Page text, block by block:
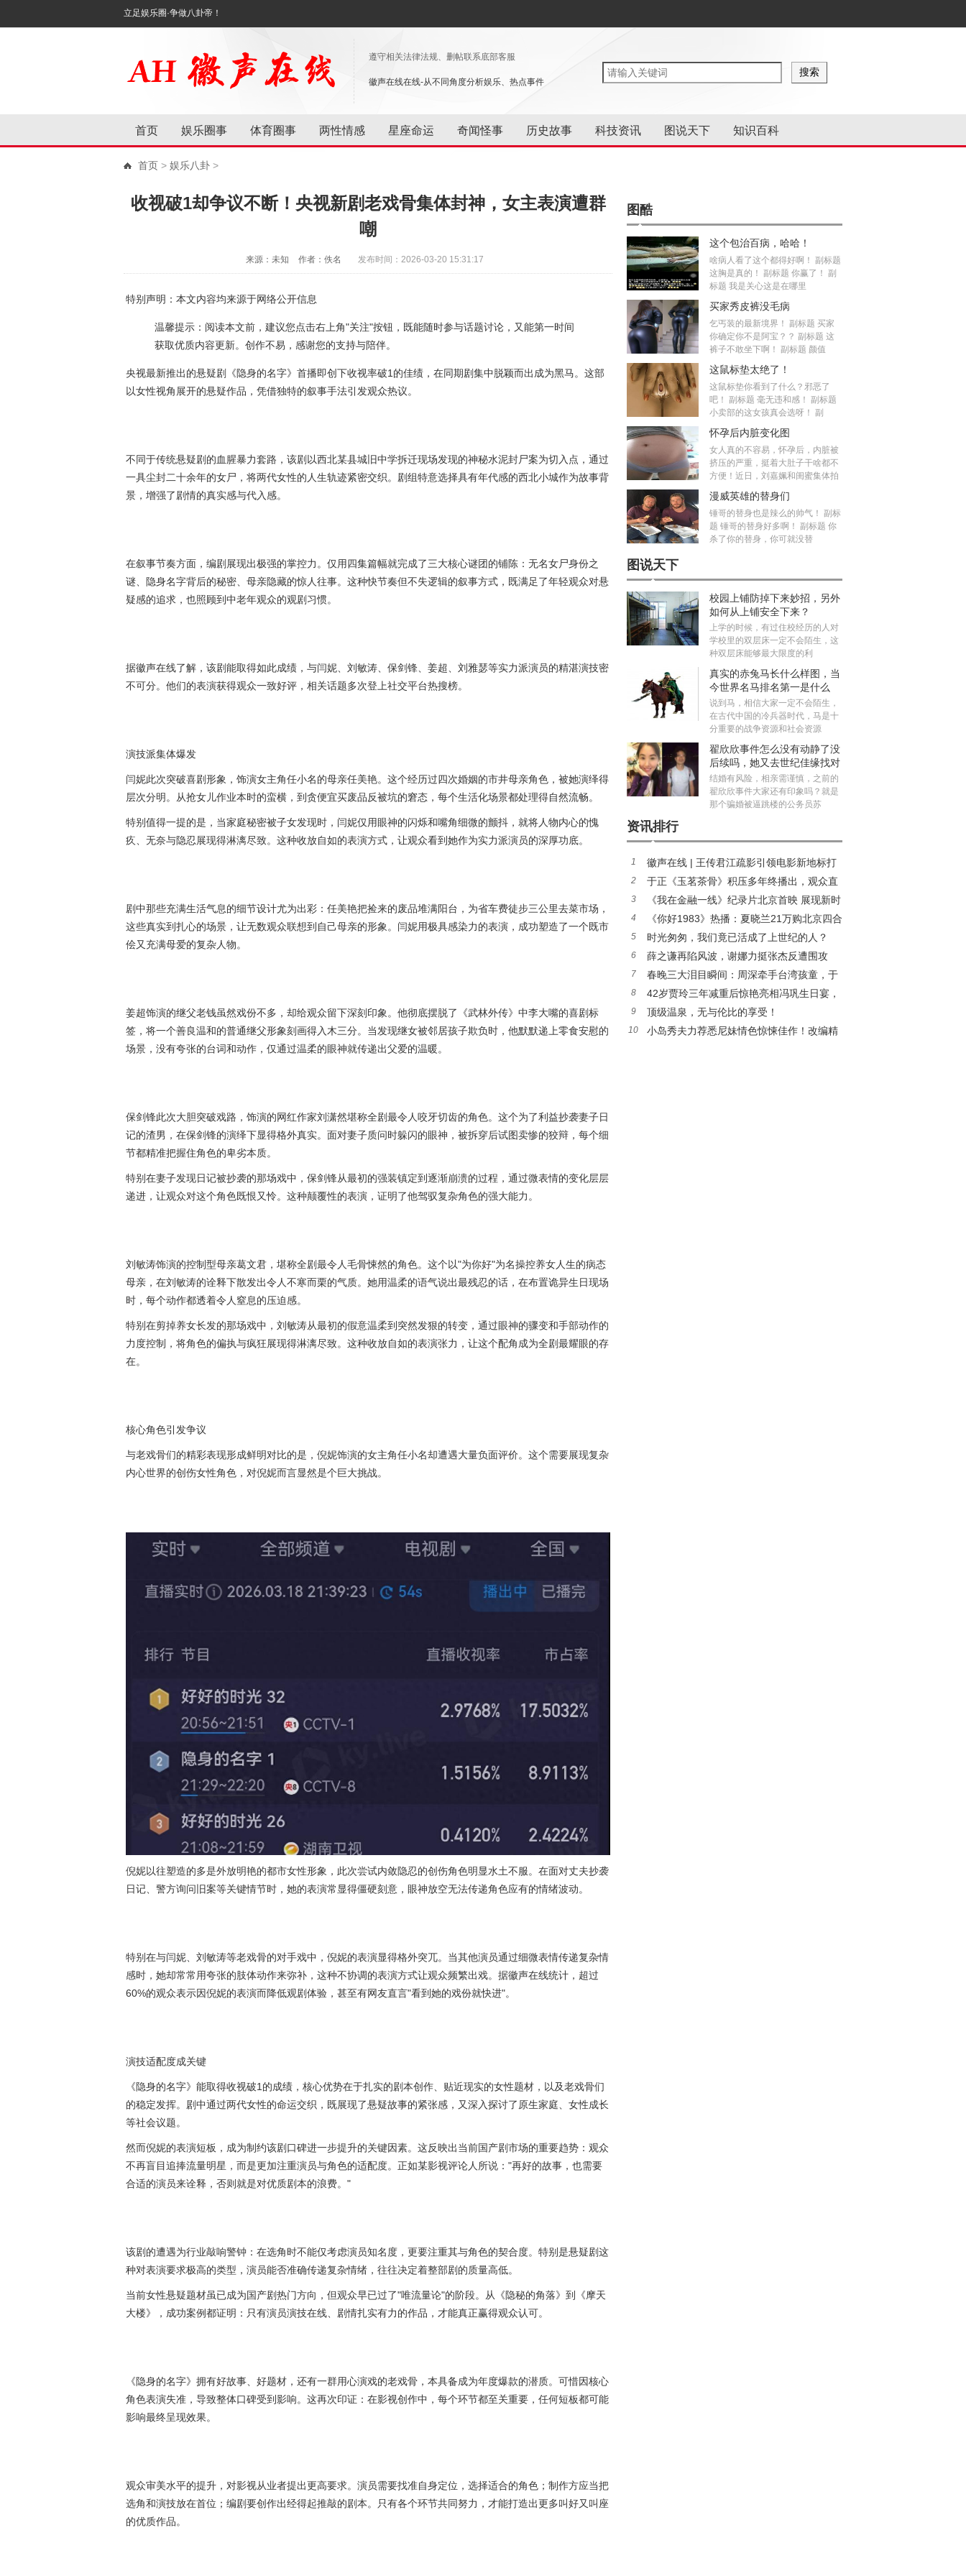
立足娱乐圈·争做八卦帝！
遵守相关法律法规、删帖联系底部客服
徽声在线在线-从不同角度分析娱乐、热点事件
首页 娱乐圈事 体育圈事 两性情感 星座命运 奇闻怪事 历史故事 科技资讯 图说天下 知识百科
首页 > 娱乐八卦 >
收视破1却争议不断！央视新剧老戏骨集体封神，女主表演遭群
嘲
来源：未知 作者：佚名 发布时间：2026-03-20 15:31:17
特别声明：本文内容均来源于网络公开信息
温馨提示：阅读本文前，建议您点击右上角"关注"按钮，既能随时参与话题讨论，又能第一时间
获取优质内容更新。创作不易，感谢您的支持与陪伴。
央视最新推出的悬疑剧《隐身的名字》首播即创下收视率破1的佳绩，在同期剧集中脱颖而出成为黑马。这部
以女性视角展开的悬疑作品，凭借独特的叙事手法引发观众热议。
不同于传统悬疑剧的血腥暴力套路，该剧以西北某县城旧中学拆迁现场发现的神秘水泥封尸案为切入点，通过
一具尘封二十余年的女尸，将两代女性的人生轨迹紧密交织。剧组特意选择具有年代感的西北小城作为故事背
景，增强了剧情的真实感与代入感。
在叙事节奏方面，编剧展现出极强的掌控力。仅用四集篇幅就完成了三大核心谜团的铺陈：无名女尸身份之
谜、隐身名字背后的秘密、母亲隐藏的惊人往事。这种快节奏但不失逻辑的叙事方式，既满足了年轻观众对悬
疑感的追求，也照顾到中老年观众的观剧习惯。
据徽声在线了解，该剧能取得如此成绩，与闫妮、刘敏涛、保剑锋、姜超、刘雅瑟等实力派演员的精湛演技密
不可分。他们的表演获得观众一致好评，相关话题多次登上社交平台热搜榜。
演技派集体爆发
闫妮此次突破喜剧形象，饰演女主角任小名的母亲任美艳。这个经历过四次婚姻的市井母亲角色，被她演绎得
层次分明。从抢女儿作业本时的蛮横，到贪便宜买废品反被坑的窘态，每个生活化场景都处理得自然流畅。
特别值得一提的是，当家庭秘密被子女发现时，闫妮仅用眼神的闪烁和嘴角细微的颤抖，就将人物内心的愧
疚、无奈与隐忍展现得淋漓尽致。这种收放自如的表演方式，让观众看到她作为实力派演员的深厚功底。
剧中那些充满生活气息的细节设计尤为出彩：任美艳把捡来的废品堆满阳台，为省车费徒步三公里去菜市场，
这些真实到扎心的场景，让无数观众联想到自己母亲的形象。闫妮用极具感染力的表演，成功塑造了一个既市
侩又充满母爱的复杂人物。
姜超饰演的继父老钱虽然戏份不多，却给观众留下深刻印象。他彻底摆脱了《武林外传》中李大嘴的喜剧标
签，将一个善良温和的普通继父形象刻画得入木三分。当发现继女被邻居孩子欺负时，他默默递上零食安慰的
场景，没有夸张的台词和动作，仅通过温柔的眼神就传递出父爱的温暖。
保剑锋此次大胆突破戏路，饰演的网红作家刘潇然堪称全剧最令人咬牙切齿的角色。这个为了利益抄袭妻子日
记的渣男，在保剑锋的演绎下显得格外真实。面对妻子质问时躲闪的眼神，被拆穿后试图卖惨的狡辩，每个细
节都精准把握住角色的卑劣本质。
特别在妻子发现日记被抄袭的那场戏中，保剑锋从最初的强装镇定到逐渐崩溃的过程，通过微表情的变化层层
递进，让观众对这个角色既恨又怜。这种颠覆性的表演，证明了他驾驭复杂角色的强大能力。
刘敏涛饰演的控制型母亲葛文君，堪称全剧最令人毛骨悚然的角色。这个以"为你好"为名操控养女人生的病态
母亲，在刘敏涛的诠释下散发出令人不寒而栗的气质。她用温柔的语气说出最残忍的话，在布置诡异生日现场
时，每个动作都透着令人窒息的压迫感。
特别在剪掉养女长发的那场戏中，刘敏涛从最初的假意温柔到突然发狠的转变，通过眼神的骤变和手部动作的
力度控制，将角色的偏执与疯狂展现得淋漓尽致。这种收放自如的表演张力，让这个配角成为全剧最耀眼的存
在。
核心角色引发争议
与老戏骨们的精彩表现形成鲜明对比的是，倪妮饰演的女主角任小名却遭遇大量负面评价。这个需要展现复杂
内心世界的创伤女性角色，对倪妮而言显然是个巨大挑战。
倪妮以往塑造的多是外放明艳的都市女性形象，此次尝试内敛隐忍的创伤角色明显水土不服。在面对丈夫抄袭
日记、警方询问旧案等关键情节时，她的表演常显得僵硬刻意，眼神放空无法传递角色应有的情绪波动。
特别在与闫妮、刘敏涛等老戏骨的对手戏中，倪妮的表演显得格外突兀。当其他演员通过细微表情传递复杂情
感时，她却常常用夸张的肢体动作来弥补，这种不协调的表演方式让观众频繁出戏。据徽声在线统计，超过
60%的观众表示因倪妮的表演而降低观剧体验，甚至有网友直言"看到她的戏份就快进"。
演技适配度成关键
《隐身的名字》能取得收视破1的成绩，核心优势在于扎实的剧本创作、贴近现实的女性题材，以及老戏骨们
的稳定发挥。剧中通过两代女性的命运交织，既展现了悬疑故事的紧张感，又深入探讨了原生家庭、女性成长
等社会议题。
然而倪妮的表演短板，成为制约该剧口碑进一步提升的关键因素。这反映出当前国产剧市场的重要趋势：观众
不再盲目追捧流量明星，而是更加注重演员与角色的适配度。正如某影视评论人所说："再好的故事，也需要
合适的演员来诠释，否则就是对优质剧本的浪费。"
该剧的遭遇为行业敲响警钟：在选角时不能仅考虑演员知名度，更要注重其与角色的契合度。特别是悬疑剧这
种对表演要求极高的类型，演员能否准确传递复杂情绪，往往决定着整部剧的质量高低。
当前女性悬疑题材虽已成为国产剧热门方向，但观众早已过了"唯流量论"的阶段。从《隐秘的角落》到《摩天
大楼》，成功案例都证明：只有演员演技在线、剧情扎实有力的作品，才能真正赢得观众认可。
《隐身的名字》拥有好故事、好题材，还有一群用心演戏的老戏骨，本具备成为年度爆款的潜质。可惜因核心
角色表演失准，导致整体口碑受到影响。这再次印证：在影视创作中，每个环节都至关重要，任何短板都可能
影响最终呈现效果。
观众审美水平的提升，对影视从业者提出更高要求。演员需要找准自身定位，选择适合的角色；制作方应当把
选角和演技放在首位；编剧要创作出经得起推敲的剧本。只有各个环节共同努力，才能打造出更多叫好又叫座
的优质作品。
图酷
这个包治百病，哈哈！
啥病人看了这个都得好啊！ 副标题
这胸是真的！ 副标题 你赢了！ 副
标题 我是关心这是在哪里
买家秀皮裤没毛病
乞丐装的最新境界！ 副标题 买家
你确定你不是阿宝？？ 副标题 这
裤子不敢坐下啊！ 副标题 颜值
这鼠标垫太绝了！
这鼠标垫你看到了什么？邪恶了
吧！ 副标题 毫无违和感！ 副标题
小卖部的这女孩真会选呀！ 副
怀孕后内脏变化图
女人真的不容易，怀孕后，内脏被
挤压的严重，挺着大肚子干啥都不
方便！近日，刘嘉姵和闺蜜集体拍
漫威英雄的替身们
锤哥的替身也是辣么的帅气！ 副标
题 锤哥的替身好多啊！ 副标题 你
杀了你的替身，你可就没替
图说天下
校园上铺防掉下来妙招，另外
如何从上铺安全下来？
上学的时候，有过住校经历的人对
学校里的双层床一定不会陌生，这
种双层床能够最大限度的利
真实的赤兔马长什么样图，当
今世界名马排名第一是什么
马？
说到马，相信大家一定不会陌生，
在古代中国的冷兵器时代，马是十
分重要的战争资源和社会资源
翟欣欣事件怎么没有动静了没
后续吗，她又去世纪佳缘找对
象真的假的
结婚有风险，相亲需谨慎，之前的
翟欣欣事件大家还有印象吗？就是
那个骗婚被逼跳楼的公务员苏
资讯排行
1
徽声在线 | 王传君江疏影引领电影新地标打
卡热潮
2
于正《玉茗茶骨》积压多年终播出，观众直
呼：真没必要！
3
《我在金融一线》纪录片北京首映 展现新时
代金融守护者的温度与担当
4
《你好1983》热播：夏晓兰21万购北京四合
院，背后隐藏哪些深意？
5 时光匆匆，我们竟已活成了上世纪的人？
6 薛之谦再陷风波，谢娜力挺张杰反遭围攻
7
春晚三大泪目瞬间：周深牵手台湾孩童，于
和伟凝望海峡，胡德夫唱响乡愁
8
42岁贾玲三年减重后惊艳亮相冯巩生日宴，
身材状态引热议
9 顶级温泉，无与伦比的享受！
10
小岛秀夫力荐悉尼妹情色惊悚佳作！改编精